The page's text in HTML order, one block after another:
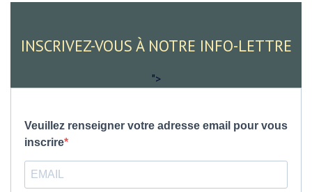
INSCRIVEZ-VOUS À NOTRE INFO-LETTRE
">
Veuillez renseigner votre adresse email pour vous
inscrire